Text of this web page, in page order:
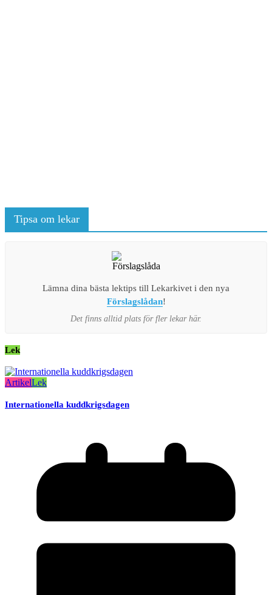
Tipsa om lekar
Lämna dina bästa lektips till Lekarkivet i den nya
Förslagslådan!
Det finns alltid plats för fler lekar här.
Lek
ArtikelLek
Internationella kuddkrigsdagen